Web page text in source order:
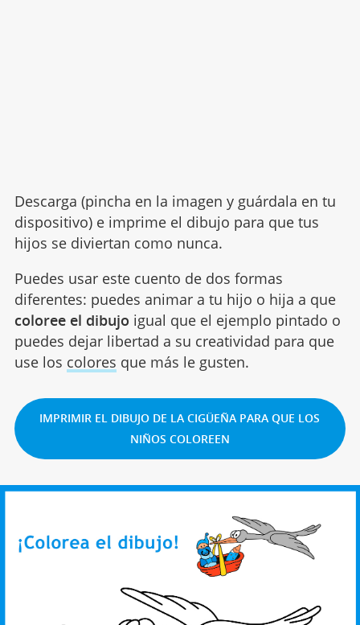
Descarga (pincha en la imagen y guárdala en tu
dispositivo) e imprime el dibujo para que tus
hijos se diviertan como nunca.
Puedes usar este cuento de dos formas
diferentes: puedes animar a tu hijo o hija a que
coloree el dibujo igual que el ejemplo pintado o
puedes dejar libertad a su creatividad para que
use los colores que más le gusten.
IMPRIMIR EL DIBUJO DE LA CIGÜEÑA PARA QUE LOS
NIÑOS COLOREEN